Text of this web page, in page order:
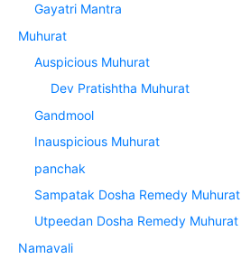
Gayatri Mantra
Muhurat
Auspicious Muhurat
Dev Pratishtha Muhurat
Gandmool
Inauspicious Muhurat
panchak
Sampatak Dosha Remedy Muhurat
Utpeedan Dosha Remedy Muhurat
Namavali